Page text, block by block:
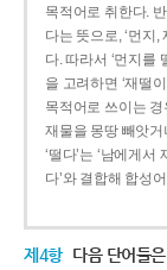
목적어로 취한다.
다는 뜻으로, ‘먼지
다. 따라서 ‘먼지를
을 고려하면 ‘재떨
목적어로 쓰이는 경
재물을 몽땅 빼앗
‘떨다’는 ‘남에게서
다’와 결합해 합성
제4항 다음 단어들